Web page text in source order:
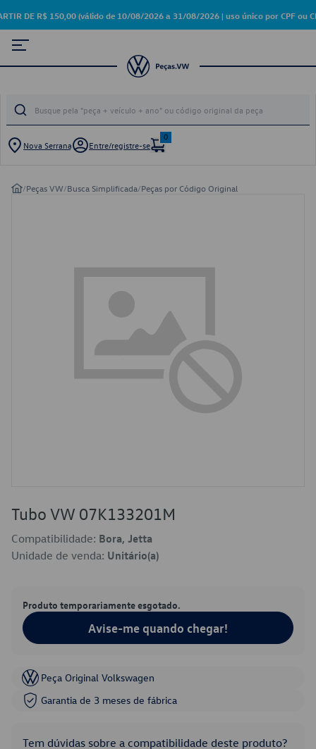
DE R$ 150,00 (válido de 10/08/2026 a 31/08/2026 | uso único por CPF ou
Nova Serrana Entre/registre-se
0
/Peças VW/Busca Simplificada/Peças por Código Original
Tubo VW 07K133201M
Compatibilidade: Bora, Jetta
Unidade de venda: Unitário(a)
Produto temporariamente esgotado.
Avise-me quando chegar!
Peça Original Volkswagen
Garantia de 3 meses de fábrica
Tem dúvidas sobre a compatibilidade deste produto?